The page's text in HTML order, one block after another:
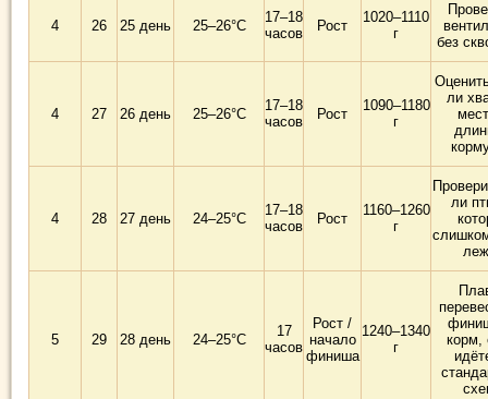
4 26 25 день 25–26°C
17–18
часов
Рост
1020–1110
г
без
4 27 26 день 25–26°C
17–18
часов
Рост
1090–1180
г
ли
4 28 27 день 24–25°C
17–18
часов
Рост
1160–1260
г
ли
5 29 28 день 24–25°C
17
часов
Рост /
начало
финиша
1240–1340
г
корм,